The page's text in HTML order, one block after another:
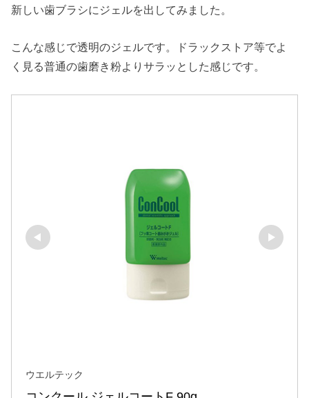
新しい歯ブラシにジェルを出してみました。
こんな感じで透明のジェルです。ドラックストア等でよ
く見る普通の歯磨き粉よりサラッとした感じです。
ウエルテック